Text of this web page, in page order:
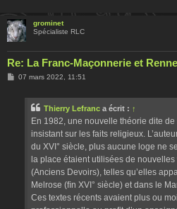
grominet
Spécialiste RLC
Re: La Franc-Maçonnerie et
M07 mars 2022, 11:51
Thierry Lefranc a écrit : ↑
En 1982, une nouvelle théorie dite
insistant sur les faits religieux.
du XVI° siècle, plus aucune loge ne
la place étaient utilisées de
(Anciens Devoirs), telles qu’elles
Melrose (ﬁn XVI° siècle) et dans le
Ces textes récents avaient plus ou